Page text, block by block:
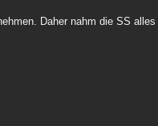
Daher nahm die SS